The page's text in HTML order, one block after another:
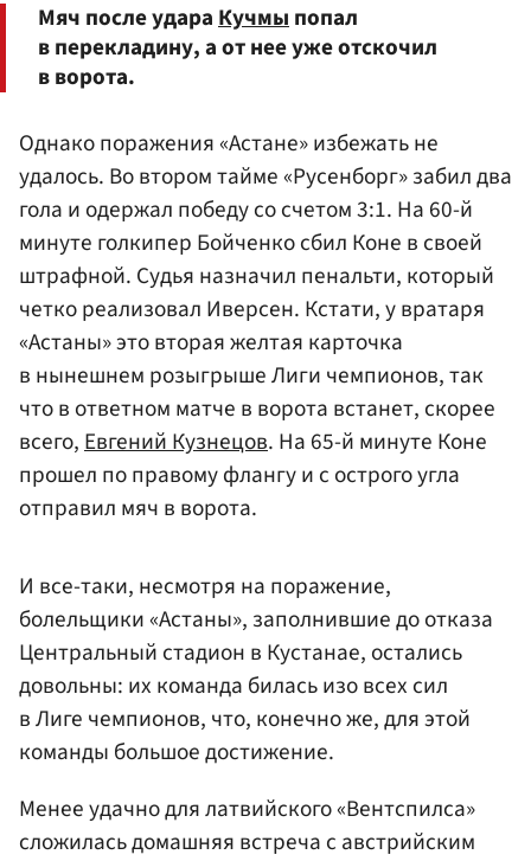
Мяч после удараКучмыпопал
в перекладину, а от нее уже отскочил
в ворота.
Однако поражения «Астане» избежать не
удалось. Во втором тайме «Русенборг» забил два
гола и одержал победу со счетом 3:1. На 60-й
минуте голкипер Бойченко сбил Коне в своей
штрафной. Судья назначил пенальти, который
четко реализовал Иверсен. Кстати, у вратаря
«Астаны» это вторая желтая карточка
в нынешнем розыгрыше Лиги чемпионов, так
что в ответном матче в ворота встанет, скорее
всего,Евгений Кузнецов. На 65-й минуте Коне
прошел по правому флангу и с острого угла
отправил мяч в ворота.
И все-таки, несмотря на поражение,
болельщики «Астаны», заполнившие до отказа
Центральный стадион в Кустанае, остались
довольны: их команда билась изо всех сил
в Лиге чемпионов, что, конечно же, для этой
команды большое достижение.
Менее удачно для латвийского «Вентспилса»
сложилась домашняя встреча с австрийским